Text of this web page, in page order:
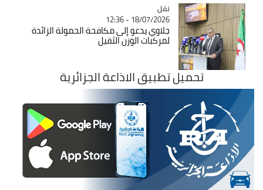
Catégorie
نقل
18/07/2026 - 12:36
جلاوي يدعو إلى مكافحة الحمولة الزائدة
لمركبات الوزن الثقيل
تحميل تطبيق الاذاعة الجزائرية